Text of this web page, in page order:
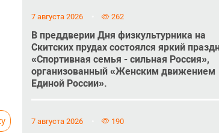
7 августа 2026 262
В преддверии Дня физкультурника на
Скитских прудах состоялся яркий
«Спортивная семья - сильная Россия»,
организованный «Женским движением
Единой России».
7 августа 2026 190